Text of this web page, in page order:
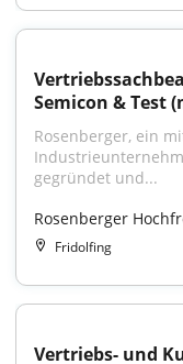
Semicon & Test
Rosenberger, ein
gegründet und...
Rosenberger
Fridolfing